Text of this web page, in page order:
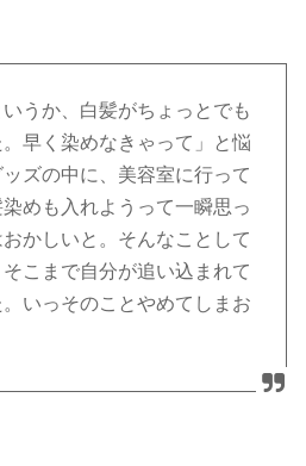
いうか、白髪がちょっとでも
早く染めなきゃって」と悩
ズの中に、美容室に行って
めも入れようって一瞬思っ
かしいと。そんなことして
こまで自分が追い込まれて
いっそのことやめてしまお